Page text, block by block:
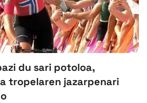
du sari potoloa,
tropelaren jazarpenari